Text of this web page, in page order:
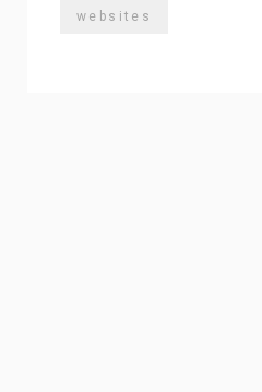
websites